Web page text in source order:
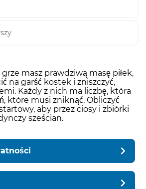
masz prawdziwą masę piłek,
na garść kostek i zniszczyć,
Każdy z nich ma liczbę, która
które musi zniknąć. Obliczyć
aby przez ciosy i zbiórki
sześcian.